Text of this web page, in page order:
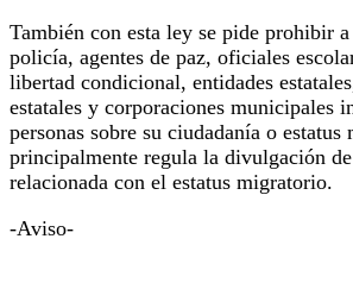
También con esta ley se pide prohibir
policía, agentes de paz, oficiales
libertad condicional, entidades
estatales y corporaciones municipales
personas sobre su ciudadanía o
principalmente regula la divulgación
relacionada con el estatus migratorio.
-Aviso-